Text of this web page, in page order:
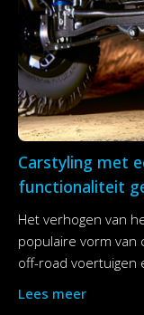
Carstyling met
functionaliteit
Het verhogen van
populaire vorm van
off-road voertuigen
Lees meer